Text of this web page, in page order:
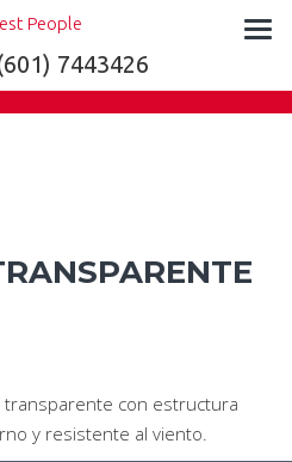
virtual para empresas
7443426
transparente con estructura
y resistente al viento.